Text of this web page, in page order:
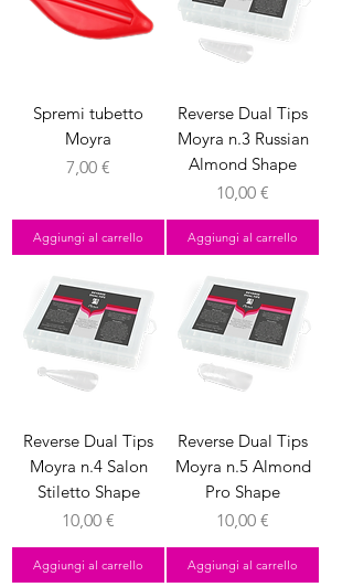
Spremi tubetto
Moyra
Prezzo
7,00 €
Aggiungi al carrello
Reverse Dual Tips
Moyra n.3 Russian
Almond Shape
Prezzo
10,00 €
Aggiungi al carrello
Reverse Dual Tips
Moyra n.4 Salon
Stiletto Shape
Prezzo
10,00 €
Aggiungi al carrello
Reverse Dual Tips
Moyra n.5 Almond
Pro Shape
Prezzo
10,00 €
Aggiungi al carrello